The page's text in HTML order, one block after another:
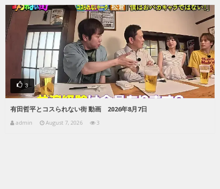
3
有田哲平とコスられない街 動画 2026年8月7日
admin August 7, 2026 3